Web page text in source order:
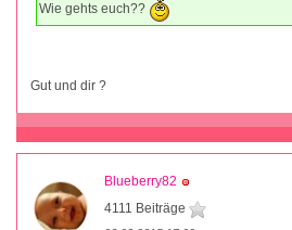
Wie gehts euch??
Gut und dir ?
Blueberry82
4111 Beiträge